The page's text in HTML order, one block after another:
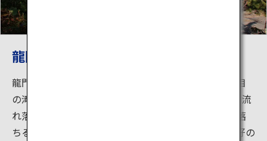
龍門の滝
龍門の滝は松木川沿いの竜門寺の境内にある滝で1段目
の滝は高さ20m，幅40mで深い滝壷があり、滝壺から流
れ落ちる2段目の滝は安山岩の岩壁を滑るように流れ落
ちる約50ｍの滝になっています。この2段目の滝が絶好の